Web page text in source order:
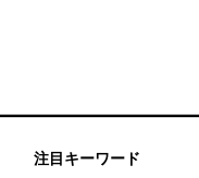
注目キーワード